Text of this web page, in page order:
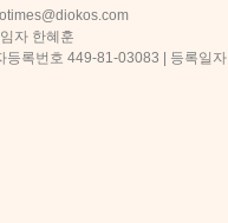
자 한혜훈
등록번호 449-81-03083 | 등록일자